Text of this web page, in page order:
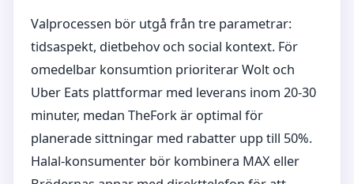
Valprocessen bör utgå från tre parametrar:
tidsaspekt, dietbehov och social kontext. För
omedelbar konsumtion prioriterar Wolt och
Uber Eats plattformar med leverans inom 20-30
minuter, medan TheFork är optimal för
planerade sittningar med rabatter upp till 50%.
Halal-konsumenter bör kombinera MAX eller